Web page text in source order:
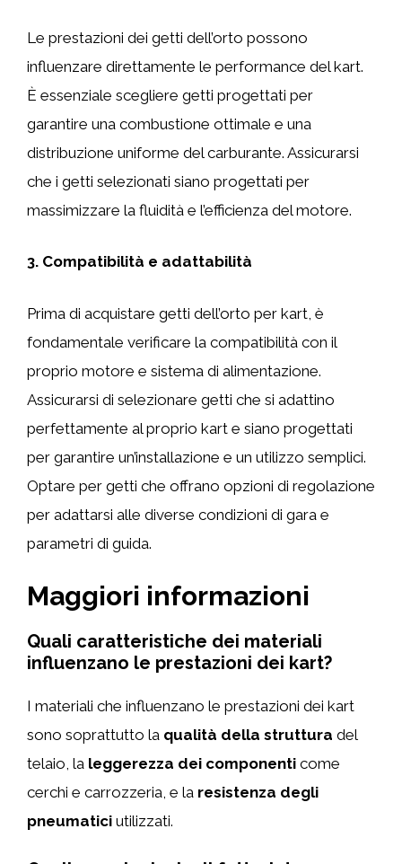
Le prestazioni dei getti dell’orto possono
influenzare direttamente le performance del kart.
È essenziale scegliere getti progettati per
garantire una combustione ottimale e una
distribuzione uniforme del carburante. Assicurarsi
che i getti selezionati siano progettati per
massimizzare la fluidità e l’efficienza del motore.
3. Compatibilità e adattabilità
Prima di acquistare getti dell’orto per kart, è
fondamentale verificare la compatibilità con il
proprio motore e sistema di alimentazione.
Assicurarsi di selezionare getti che si adattino
perfettamente al proprio kart e siano progettati
per garantire un’installazione e un utilizzo semplici.
Optare per getti che offrano opzioni di regolazione
per adattarsi alle diverse condizioni di gara e
parametri di guida.
Maggiori informazioni
Quali caratteristiche dei materiali
influenzano le prestazioni dei kart?
I materiali che influenzano le prestazioni dei kart
sono soprattutto la qualità della struttura del
telaio, la leggerezza dei componenti come
cerchi e carrozzeria, e la resistenza degli
pneumatici utilizzati.